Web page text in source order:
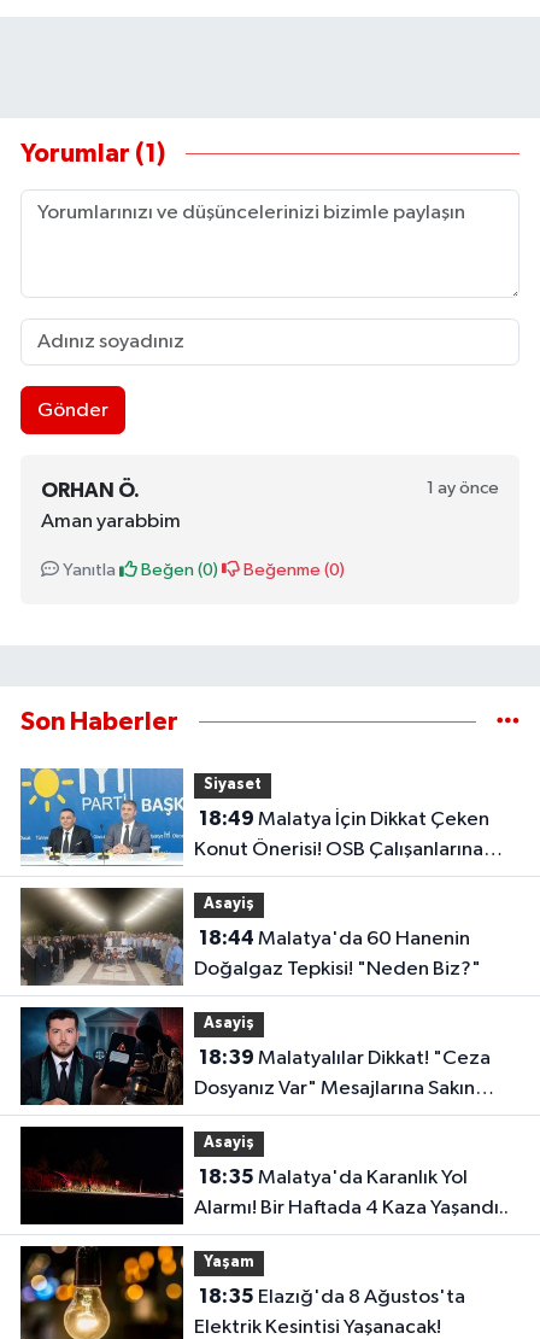
Yorumlar (1)
Gönder
ORHAN Ö. 1 ay önce
Aman yarabbim
Yanıtla Beğen (0) Beğenme (0)
Son Haberler
Siyaset
18:49
Konut Önerisi! OSB Çalışanlarına
Faizsiz Ev Çağrısı..
Asayiş
18:44
Doğalgaz Tepkisi! "Neden Biz?"
Asayiş
18:39
Dosyanız Var" Mesajlarına Sakın
Kanmayın
Asayiş
18:35
Alarmı! Bir Haftada 4 Kaza Yaşandı..
Yaşam
18:35
Elektrik Kesintisi Yaşanacak!